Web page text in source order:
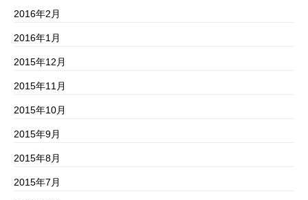
2016年2月
2016年1月
2015年12月
2015年11月
2015年10月
2015年9月
2015年8月
2015年7月